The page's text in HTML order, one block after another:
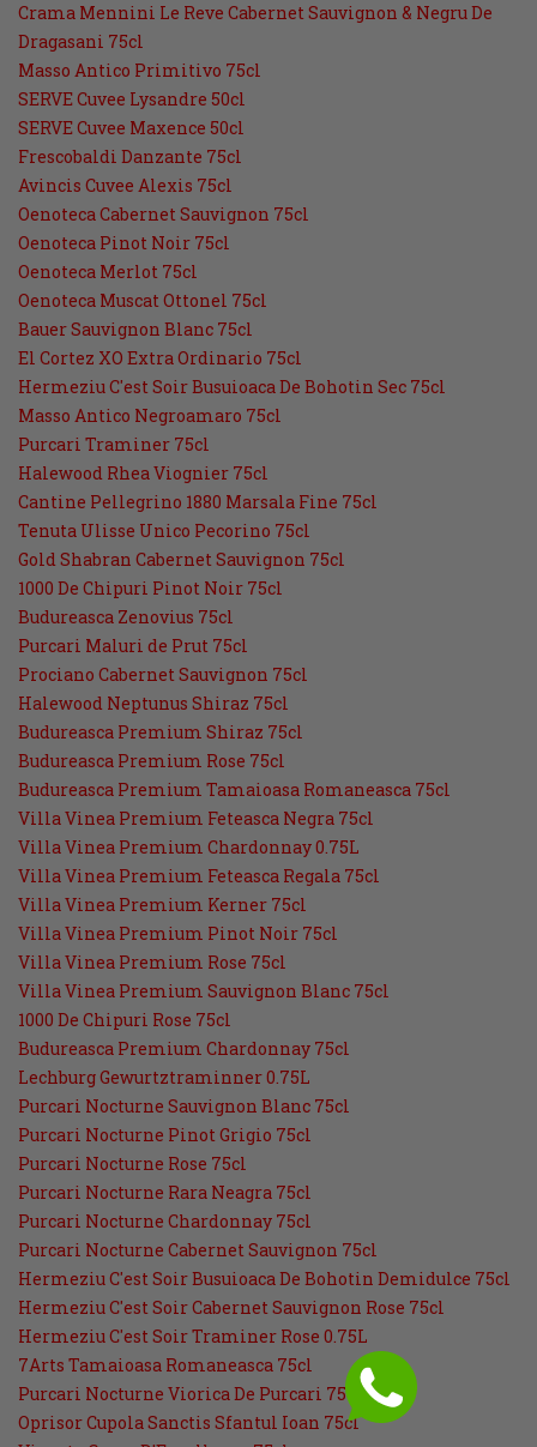
Crama Mennini Le Reve Cabernet Sauvignon & Negru De
Dragasani 75cl
Masso Antico Primitivo 75cl
SERVE Cuvee Lysandre 50cl
SERVE Cuvee Maxence 50cl
Frescobaldi Danzante 75cl
Avincis Cuvee Alexis 75cl
Oenoteca Cabernet Sauvignon 75cl
Oenoteca Pinot Noir 75cl
Oenoteca Merlot 75cl
Oenoteca Muscat Ottonel 75cl
Bauer Sauvignon Blanc 75cl
El Cortez XO Extra Ordinario 75cl
Hermeziu C'est Soir Busuioaca De Bohotin Sec 75cl
Masso Antico Negroamaro 75cl
Purcari Traminer 75cl
Halewood Rhea Viognier 75cl
Cantine Pellegrino 1880 Marsala Fine 75cl
Tenuta Ulisse Unico Pecorino 75cl
Gold Shabran Cabernet Sauvignon 75cl
1000 De Chipuri Pinot Noir 75cl
Budureasca Zenovius 75cl
Purcari Maluri de Prut 75cl
Prociano Cabernet Sauvignon 75cl
Halewood Neptunus Shiraz 75cl
Budureasca Premium Shiraz 75cl
Budureasca Premium Rose 75cl
Budureasca Premium Tamaioasa Romaneasca 75cl
Villa Vinea Premium Feteasca Negra 75cl
Villa Vinea Premium Chardonnay 0.75L
Villa Vinea Premium Feteasca Regala 75cl
Villa Vinea Premium Kerner 75cl
Villa Vinea Premium Pinot Noir 75cl
Villa Vinea Premium Rose 75cl
Villa Vinea Premium Sauvignon Blanc 75cl
1000 De Chipuri Rose 75cl
Budureasca Premium Chardonnay 75cl
Lechburg Gewurtztraminner 0.75L
Purcari Nocturne Sauvignon Blanc 75cl
Purcari Nocturne Pinot Grigio 75cl
Purcari Nocturne Rose 75cl
Purcari Nocturne Rara Neagra 75cl
Purcari Nocturne Chardonnay 75cl
Purcari Nocturne Cabernet Sauvignon 75cl
Hermeziu C'est Soir Busuioaca De Bohotin Demidulce 75cl
Hermeziu C'est Soir Cabernet Sauvignon Rose 75cl
Hermeziu C'est Soir Traminer Rose 0.75L
7Arts Tamaioasa Romaneasca 75cl
Purcari Nocturne Viorica De Purcari 75cl
Oprisor Cupola Sanctis Sfantul Ioan 75cl